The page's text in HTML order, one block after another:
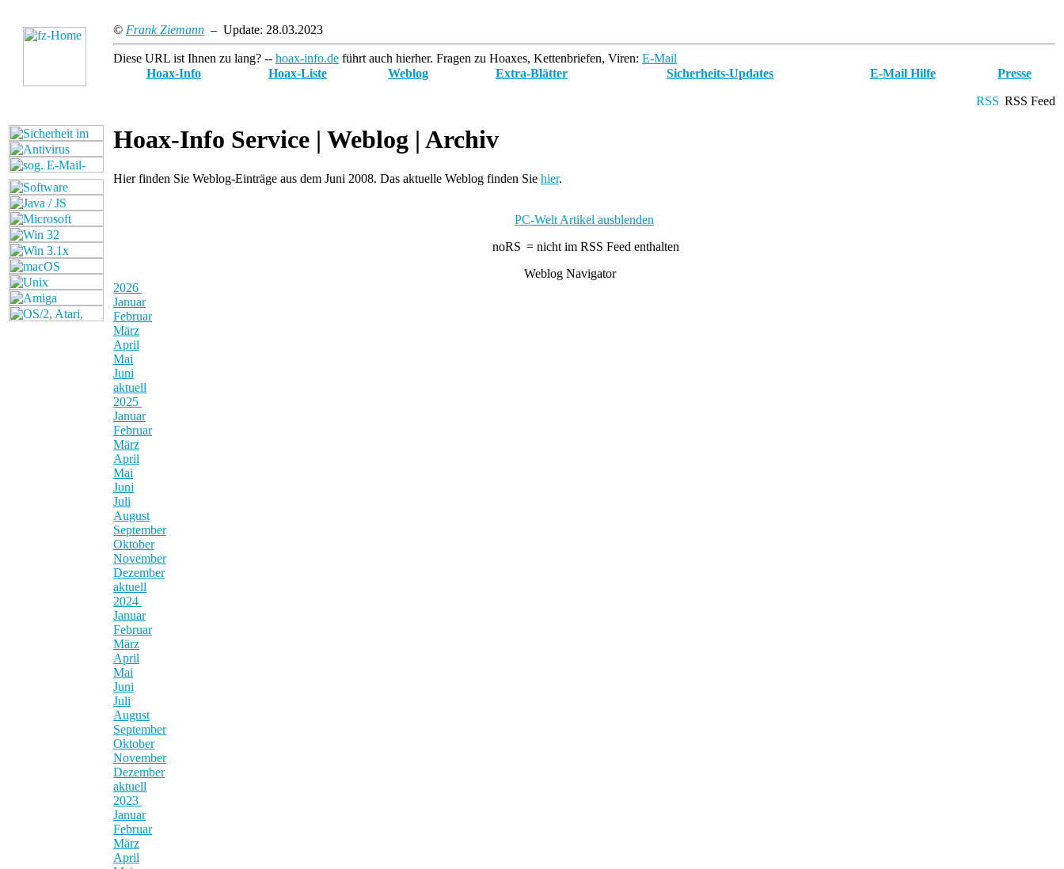
© Frank Ziemann – Update: 28.03.2023
Diese URL ist Ihnen zu lang? -- hoax-info.de führt auch hierher. Fragen zu Hoaxes, Kettenbriefen, Viren: E-Mail
Hoax-Info
Hoax-Liste Weblog Extra-Blätter Sicherheits-Updates E-Mail Hilfe Presse
RSS Feed
Hoax-Info Service | Weblog | Archiv
Hier finden Sie Weblog-Einträge aus dem Juni 2008. Das aktuelle Weblog finden Sie hier.
PC-Welt Artikel ausblenden
= nicht im RSS Feed enthalten
Weblog Navigator
2026
Januar
Februar
März
April
Mai
Juni
aktuell
2025
Januar
Februar
März
April
Mai
Juni
Juli
August
September
Oktober
November
Dezember
aktuell
2024
Januar
Februar
März
April
Mai
Juni
Juli
August
September
Oktober
November
Dezember
aktuell
2023
Januar
Februar
März
April